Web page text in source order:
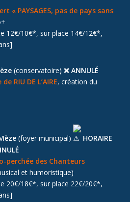
« PAYSAGES, pas de pays sans
12€/10€*, sur place 14€/12€*,
(conservatoire) ❌ ANNULÉ
RIU DE L’AIRE, création du
(foyer municipal)
HORAIRE
perchée des Chanteurs
et humoristique)
20€/18€*, sur place 22€/20€*,